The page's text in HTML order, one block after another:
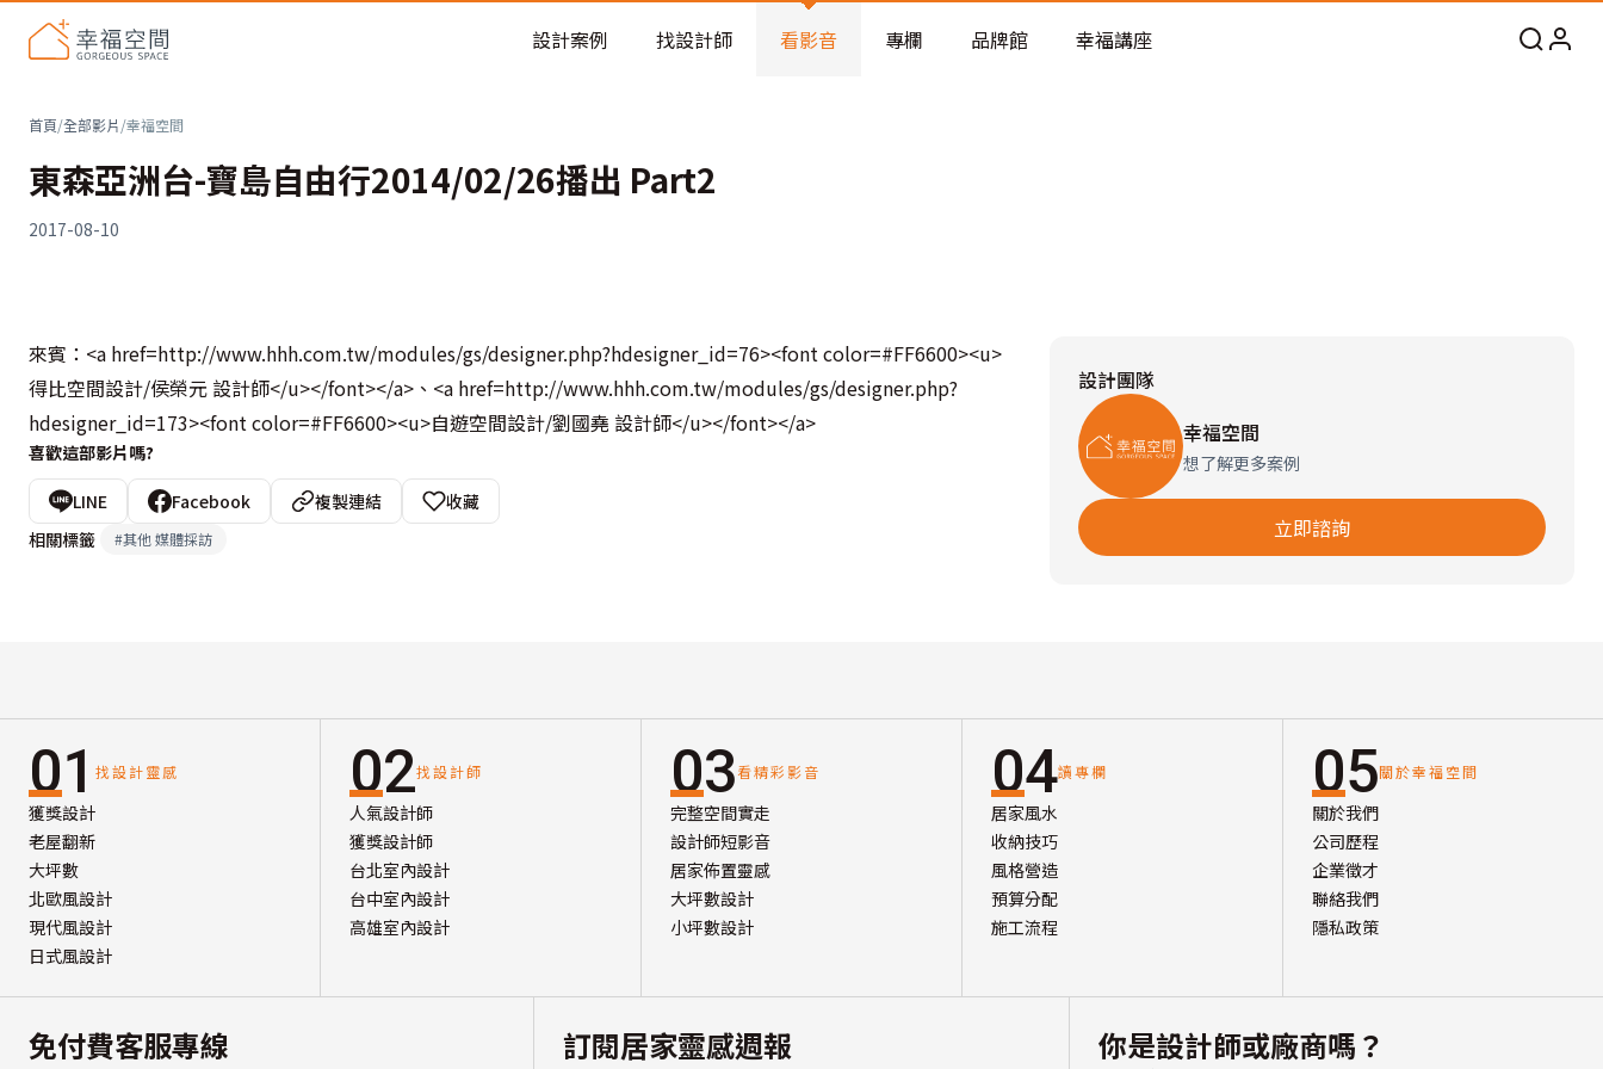
老屋預算分配與高 CP 值煥新術
設計案例 找設計師 看影音 專欄 品牌館 幸福講座
首頁/全部影片/幸福空間
東森亞洲台-寶島自由行2014/02/26播出 Part2
2017-08-10
來賓：<a href=http://www.hhh.com.tw/modules/gs/designer.php?hdesigner_id=76><font color=#FF6600><u>
得比空間設計/侯榮元 設計師</u></font></a>、<a href=http://www.hhh.com.tw/modules/gs/designer.php?
hdesigner_id=173><font color=#FF6600><u>自遊空間設計/劉國堯 設計師</u></font></a>
喜歡這部影片嗎?
LINE Facebook 複製連結
收藏
相關標籤
#其他 媒體採訪
設計團隊
幸福空間
想了解更多案例
立即諮詢
01 找設計靈感
獲獎設計
老屋翻新
大坪數
北歐風設計
現代風設計
日式風設計
02找設計師
人氣設計師
獲獎設計師
台北室內設計
台中室內設計
高雄室內設計
03看精彩影音
完整空間實走
設計師短影音
居家佈置靈感
大坪數設計
小坪數設計
04讀專欄
居家風水
收納技巧
風格營造
預算分配
施工流程
05關於幸福空間
關於我們
公司歷程
企業徵才
聯絡我們
隱私政策
免付費客服專線 訂閱居家靈感週報 你是設計師或廠商嗎？